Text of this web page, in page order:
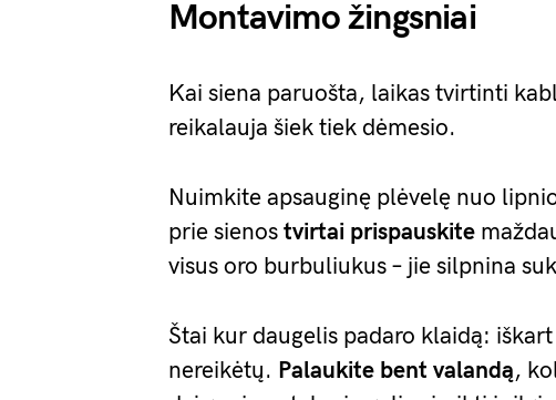
Montavimo žingsniai
Kai siena paruošta, laikas tvirtinti
reikalauja šiek tiek dėmesio.
Nuimkite apsauginę plėvelę nuo
prie sienos tvirtai prispauskite
visus oro burbuliukus – jie silpnina
Štai kur daugelis padaro klaidą:
nereikėtų. Palaukite bent valandą,